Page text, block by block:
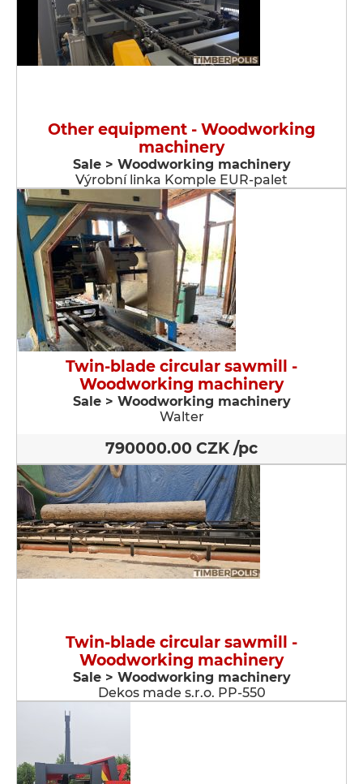
Other equipment - Woodworking
machinery
Sale > Woodworking machinery
Výrobní linka Komple EUR-palet
Twin-blade circular sawmill -
Woodworking machinery
Sale > Woodworking machinery
Walter
790000.00 CZK /pc
Twin-blade circular sawmill -
Woodworking machinery
Sale > Woodworking machinery
Dekos made s.r.o. PP-550